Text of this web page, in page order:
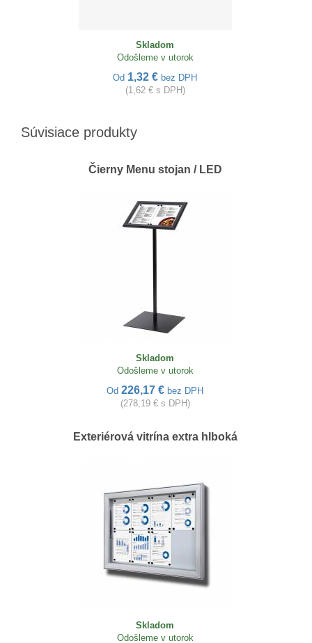
Skladom
Odošleme v utorok
Od 1,32 € bez DPH
(1,62 € s DPH)
Súvisiace produkty
Čierny Menu stojan / LED
Skladom
Odošleme v utorok
Od 226,17 € bez DPH
(278,19 € s DPH)
Exteriérová vitrína extra hlboká
Skladom
Odošleme v utorok